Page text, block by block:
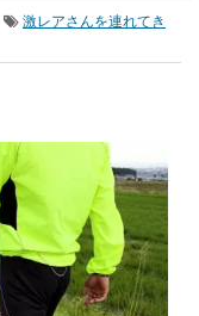
激レアさんを連れてき